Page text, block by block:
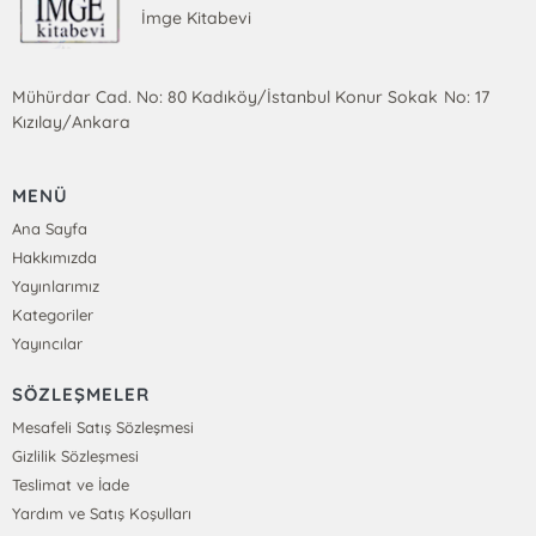
İmge Kitabevi
Mühürdar Cad. No: 80 Kadıköy/İstanbul Konur Sokak No: 17
Kızılay/Ankara
MENÜ
Ana Sayfa
Hakkımızda
Yayınlarımız
Kategoriler
Yayıncılar
SÖZLEŞMELER
Mesafeli Satış Sözleşmesi
Gizlilik Sözleşmesi
Teslimat ve İade
Yardım ve Satış Koşulları